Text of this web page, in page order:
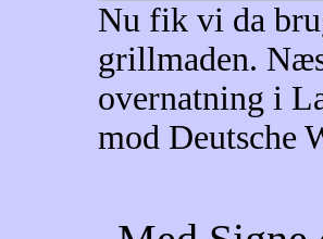
Nu fik vi da
grillmaden.
overnatning i
mod Deutsche